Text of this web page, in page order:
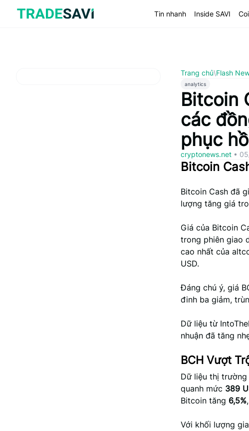
Tin nhanh Inside SAVI
Trang chủ\Flash
analytics
Bitcoin
các
phục
cryptonews.net •
Bitcoin
Bitcoin Cash đã
lượng tăng giá
Giá của Bitcoin
trong phiên giao
cao nhất của
USD.
Đáng chú ý, giá
đinh ba giảm,
Dữ liệu từ
nhuận đã tăng
BCH Vượt
Dữ liệu thị
quanh mức 389
Bitcoin tăng 6,5%
Với khối lượng